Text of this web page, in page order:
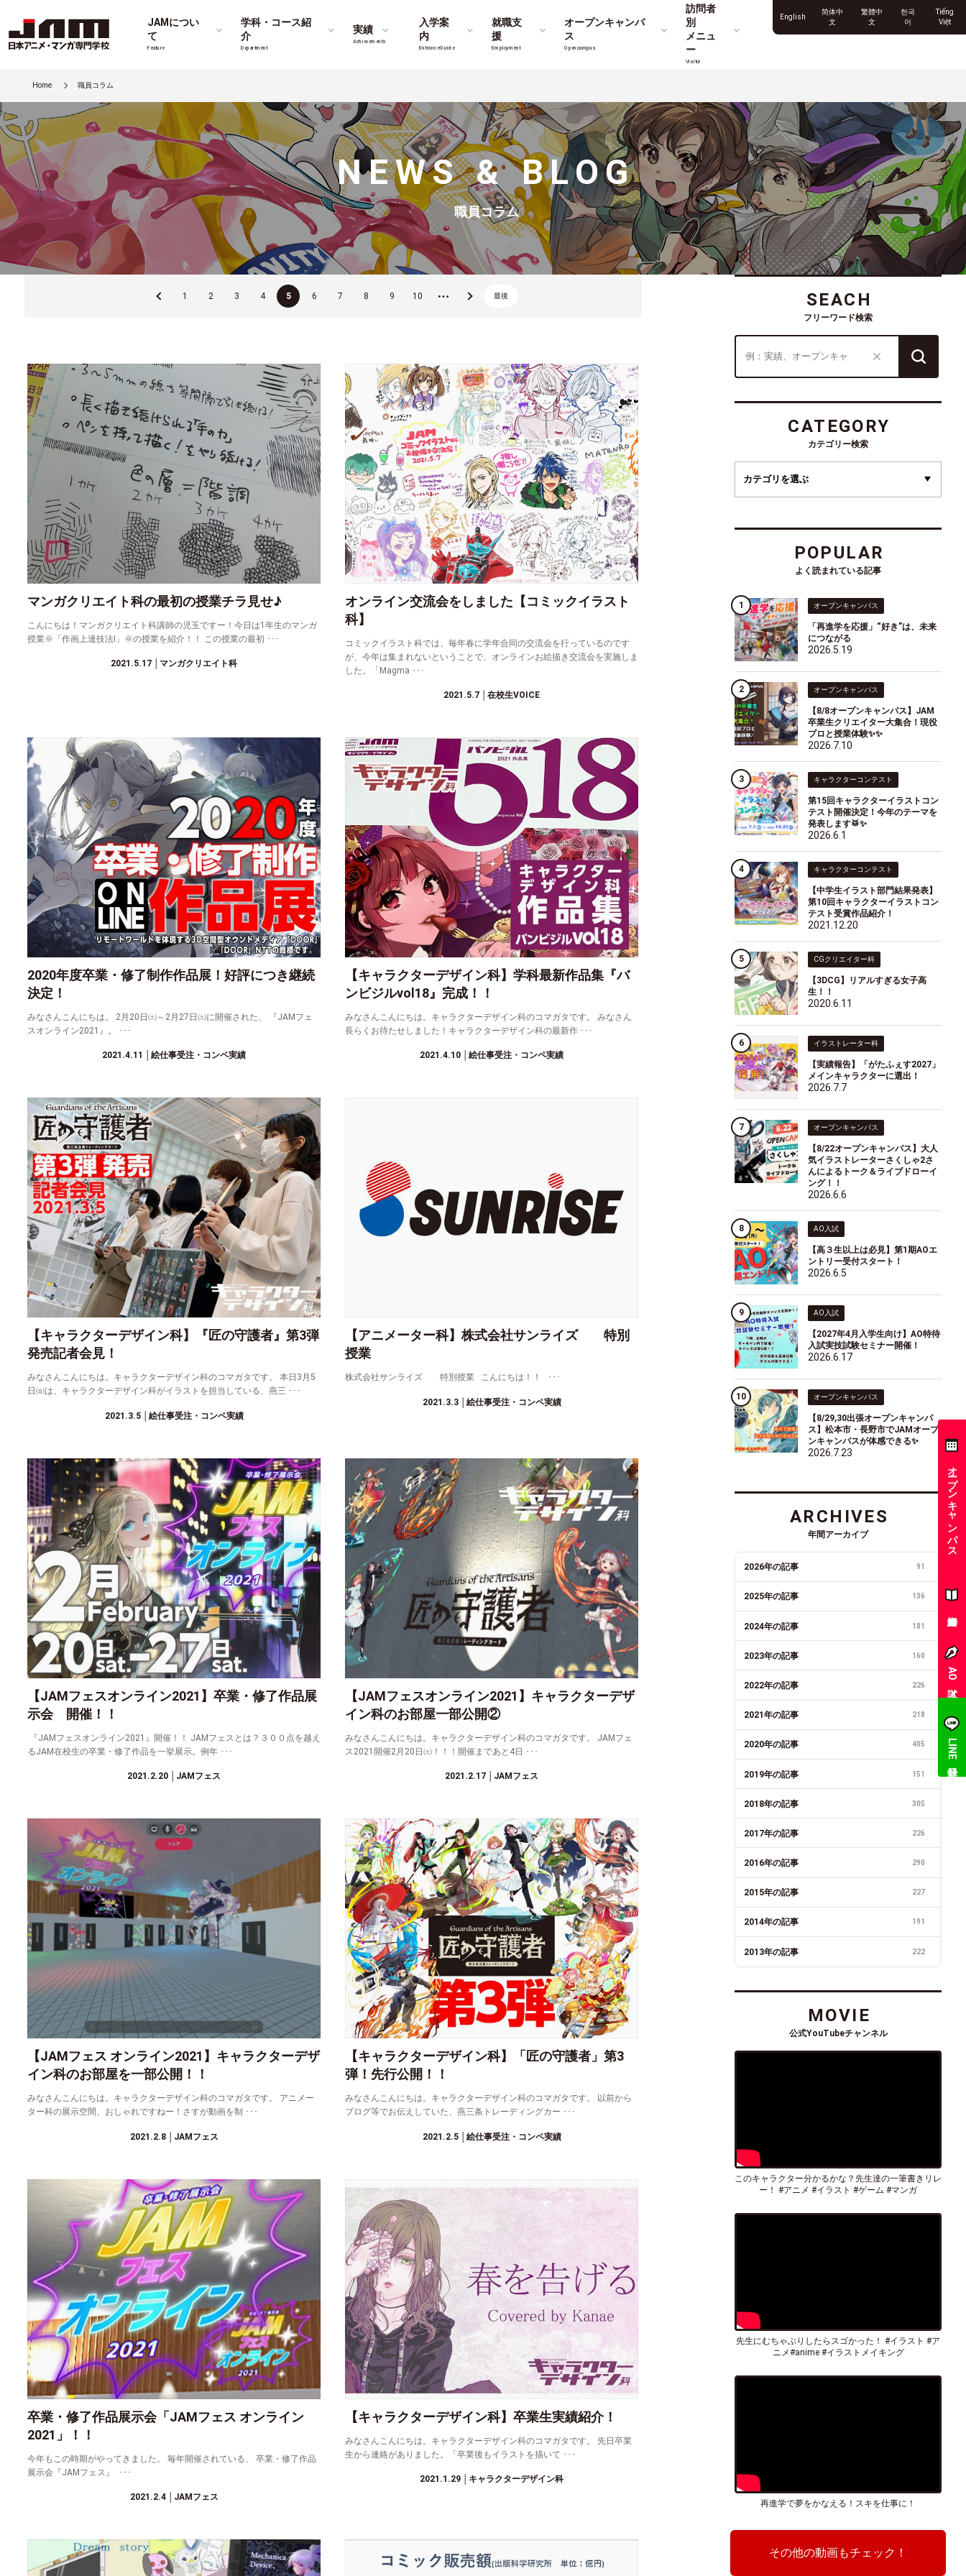
JAMについ
て
Feature
学科・コース紹
介
Department
実績
Achievements
入学案
内
Entrance Guide
就職支
援
Employment
オープンキャンパ
ス
Opencampus
訪問者
別
メニュ
ー
Visitor
English
简体中
文
繁體中
文
한국
어
Tiếng
Việt
Home 職員コラム
NEWS & BLOG
職員コラム
« 1 2 3 4 5 6 7 8 9 10 ... » 最後
マンガクリエイト科の最初の授業チラ見せ♪
こんにちは！マンガクリエイト科講師の児玉ですー！今日は1年生のマンガ
授業🌞「作画上達技法Ⅰ」🌞の授業を紹介！！ この授業の最初 ･･･
2021.5.17 │マンガクリエイト科
オンライン交流会をしました【コミックイラスト
科】
コミックイラスト科では、毎年春に学年合同の交流会を行っているのです
が、今年は集まれないということで、オンラインお絵描き交流会を実施しま
した。「Magma ･･･
2021.5.7 │在校生VOICE
2020年度卒業・修了制作作品展！好評につき継続
決定！
みなさんこんにちは。 2月20日㈯～2月27日㈯に開催された、 『JAMフェ
スオンライン2021』。 ･･･
2021.4.11 │絵仕事受注・コンペ実績
【キャラクターデザイン科】学科最新作品集『バ
ンビジルvol18』完成！！
みなさんこんにちは。キャラクターデザイン科のコマガタです。 みなさん
長らくお待たせしました！キャラクターデザイン科の最新作 ･･･
2021.4.10 │絵仕事受注・コンペ実績
【キャラクターデザイン科】『匠の守護者』第3弾
発売記者会見！
みなさんこんにちは。キャラクターデザイン科のコマガタです。 本日3月5
日㈮は、キャラクターデザイン科がイラストを担当している、燕三 ･･･
2021.3.5│絵仕事受注・コンペ実績
【アニメーター科】株式会社サンライズ 特別
授業
株式会社サンライズ 特別授業 こんにちは！！ ･･･
2021.3.3│絵仕事受注・コンペ実績
【JAMフェスオンライン2021】卒業・修了作品展
示会 開催！！
『JAMフェスオンライン2021』開催！！ JAMフェスとは？３００点を越え
るJAM在校生の卒業・修了作品を一挙展示。例年 ･･･
2021.2.20 │JAMフェス
【JAMフェスオンライン2021】キャラクターデザ
イン科のお部屋一部公開②
みなさんこんにちは。キャラクターデザイン科のコマガタです。 JAMフェ
ス2021開催2月20日㈯！！！開催まであと4日 ･･･
2021.2.17 │JAMフェス
【JAMフェス オンライン2021】キャラクターデザ
イン科のお部屋を一部公開！！
みなさんこんにちは。キャラクターデザイン科のコマガタです。 アニメー
ター科の展示空間、おしゃれですねー！さすが動画を制 ･･･
2021.2.8│JAMフェス
【キャラクターデザイン科】「匠の守護者」第3
弾！先行公開！！
みなさんこんにちは。キャラクターデザイン科のコマガタです。 以前から
ブログ等でお伝えしていた、燕三条トレーディングカー ･･･
2021.2.5│絵仕事受注・コンペ実績
卒業・修了作品展示会「JAMフェス オンライン
2021」！！
今年もこの時期がやってきました。 毎年開催されている、 卒業・修了作品
展示会『JAMフェス』 ･･･
2021.2.4│JAMフェス
【キャラクターデザイン科】卒業生実績紹介！
みなさんこんにちは。キャラクターデザイン科のコマガタです。 先日卒業
生から連絡がありました。「卒業後もイラストを描いて ･･･
2021.1.29 │キャラクターデザイン科
SEACH
フリーワード検索
CATEGORY
カテゴリー検索
POPULAR
よく読まれている記事
オープンキャンパス
「再進学を応援」“好き”は、未来
につながる
2026.5.19
オープンキャンパス
【8/8オープンキャンパス】JAM
卒業生クリエイター大集合！現役
プロと授業体験✨✨
2026.7.10
キャラクターコンテスト
第15回キャラクターイラストコン
テスト開催決定！今年のテーマを
発表します🥁✨
2026.6.1
キャラクターコンテスト
【中学生イラスト部門結果発表】
第10回キャラクターイラストコン
テスト受賞作品紹介！
2021.12.20
CGクリエイター科
【3DCG】リアルすぎる女子高
生！！
2020.6.11
イラストレーター科
【実績報告】「がたふぇす2027」
メインキャラクターに選出！
2026.7.7
オープンキャンパス
【8/22オープンキャンパス】大人
気イラストレーターさくしゃ2さ
んによるトーク＆ライブドローイ
ング！！
2026.6.6
AO入試
【高３生以上は必見】第1期AOエ
ントリー受付スタート！
2026.6.5
AO入試
【2027年4月入学生向け】AO特待
入試実技試験セミナー開催！
2026.6.17
オープンキャンパス
【8/29,30出張オープンキャンパ
ス】松本市・長野市でJAMオープ
ンキャンパスが体感できる✨
2026.7.23
ARCHIVES
年間アーカイブ
2026年の記事 91
2025年の記事 136
2024年の記事 181
2023年の記事 160
2022年の記事 226
2021年の記事 218
2020年の記事 405
2019年の記事 151
2018年の記事 305
2017年の記事 226
2016年の記事 290
2015年の記事 227
2014年の記事 191
2013年の記事 222
MOVIE
公式YouTubeチャンネル
このキャラクター分かるかな？先生達の一筆書きリレ
ー！ #アニメ #イラスト #ゲーム #マンガ
先生にむちゃぶりしたらスゴかった！ #イラスト #ア
ニメ#anime #イラストメイキング
再進学で夢をかなえる！スキを仕事に！
その他の動画もチェック！
オープンキャンパス
AO入試
LINE登録